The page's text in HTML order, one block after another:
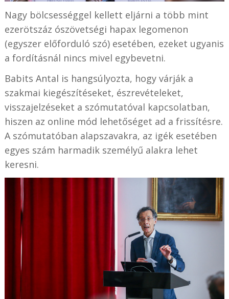
Nagy bölcsességgel kellett eljárni a több mint
ezerötszáz ószövetségi hapax legomenon
(egyszer előforduló szó) esetében, ezeket ugyanis
a fordításnál nincs mivel egybevetni.
Babits Antal is hangsúlyozta, hogy várják a
szakmai kiegészítéseket, észrevételeket,
visszajelzéseket a szómutatóval kapcsolatban,
hiszen az online mód lehetőséget ad a frissítésre.
A szómutatóban alapszavakra, az igék esetében
egyes szám harmadik személyű alakra lehet
keresni.